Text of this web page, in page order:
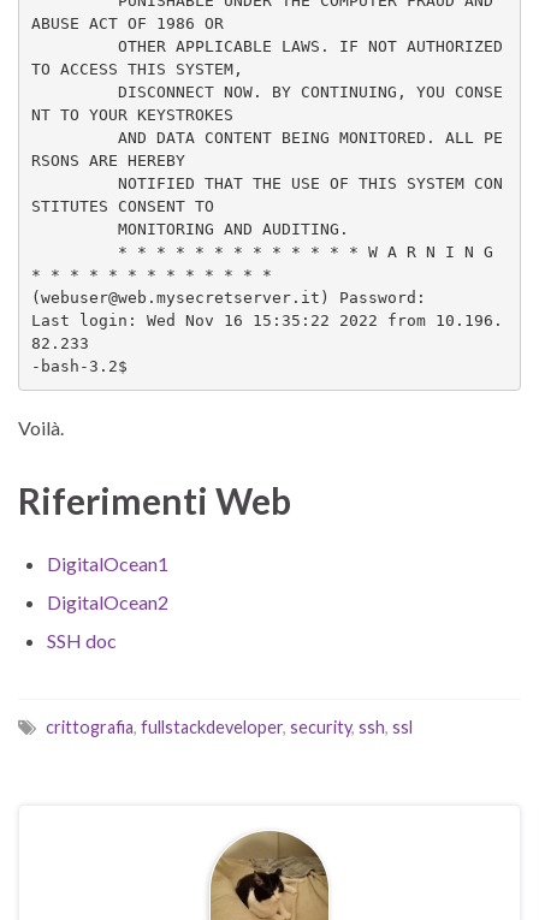
ABUSE ACT OF 1986 OR
TO ACCESS THIS SYSTEM,
NT TO YOUR KEYSTROKES
RSONS ARE HEREBY
STITUTES CONSENT TO
* * * * * * * * * * * * *
(webuser@web.mysecretserver.it) Password:
Last login: Wed Nov 16 15:35:22 2022 from 10.196.
82.233
-bash-3.2$
Voilà.
Riferimenti Web
DigitalOcean1
DigitalOcean2
SSH doc
crittografia, fullstackdeveloper, security, ssh, ssl